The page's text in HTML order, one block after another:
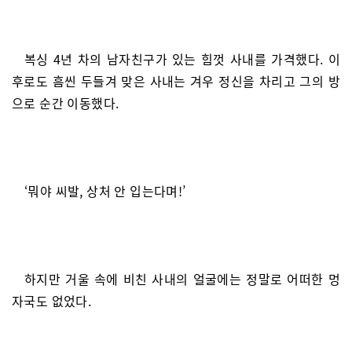
복싱 4년 차의 남자친구가 있는 힘껏 사내를 가격했다. 이
후로도 흠씬 두들겨 맞은 사내는 겨우 정신을 차리고 그의 방
으로 순간 이동했다.
‘뭐야 씨발, 상처 안 입는다며!’
하지만 거울 속에 비친 사내의 얼굴에는 정말로 어떠한 멍
자국도 없었다.